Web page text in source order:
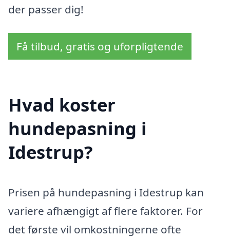
der passer dig!
Få tilbud, gratis og uforpligtende
Hvad koster
hundepasning i
Idestrup?
Prisen på hundepasning i Idestrup kan
variere afhængigt af flere faktorer. For
det første vil omkostningerne ofte